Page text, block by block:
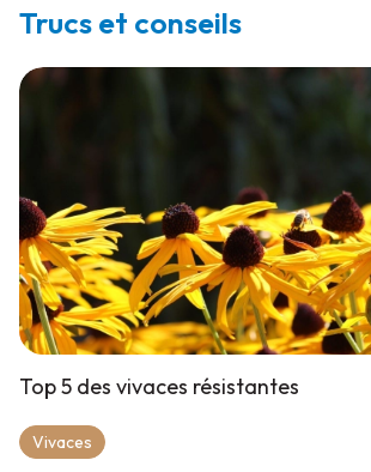
Trucs et conseils
Top 5 des vivaces résistantes
Vivaces